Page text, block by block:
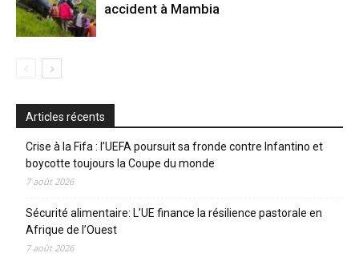
accident à Mambia
Articles récents
Crise à la Fifa : l’UEFA poursuit sa fronde contre Infantino et
boycotte toujours la Coupe du monde
7 août 2026
Sécurité alimentaire: L’UE finance la résilience pastorale en
Afrique de l’Ouest
7 août 2026